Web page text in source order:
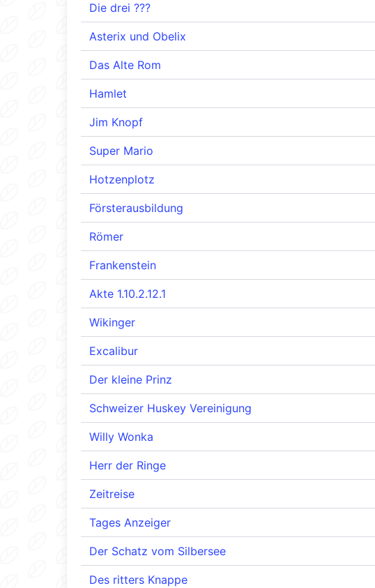
Die drei ???
Asterix und Obelix
Das Alte Rom
Hamlet
Jim Knopf
Super Mario
Hotzenplotz
Försterausbildung
Römer
Frankenstein
Akte 1.10.2.12.1
Wikinger
Excalibur
Der kleine Prinz
Schweizer Huskey Vereinigung
Willy Wonka
Herr der Ringe
Zeitreise
Tages Anzeiger
Der Schatz vom Silbersee
Des ritters Knappe